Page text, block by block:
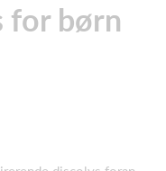
for børn